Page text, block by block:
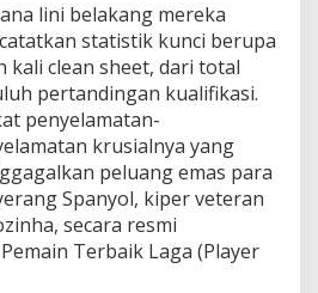
lini belakang mereka
statistik kunci berupa
kali clean sheet, dari total
pertandingan kualifikasi.
penyelamatan-
krusialnya yang
peluang emas para
Spanyol, kiper veteran
secara resmi
Terbaik Laga (Player